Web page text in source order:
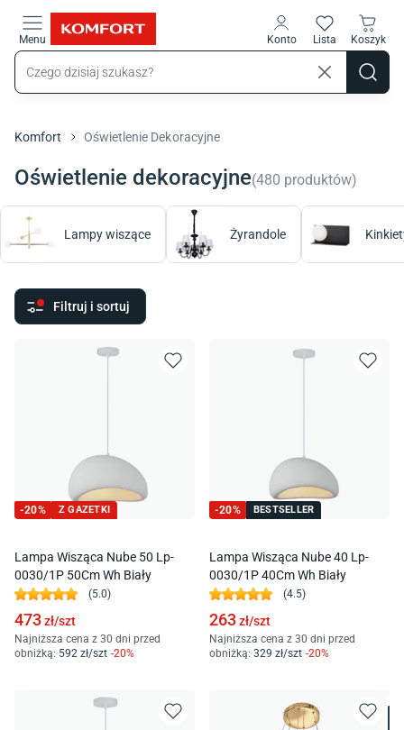
Menu Konto Lista Koszyk
Komfort Oświetlenie Dekoracyjne
Oświetlenie dekoracyjne(480 produktów)
Lampy wiszące Żyrandole
Filtruj i sortuj
-20% Z GAZETKI
Lampa Wisząca Nube 50 Lp-
0030/1P 50Cm Wh Biały
(5.0)
473zł/szt
Najniższa cena z 30 dni przed
obniżką: 592 zł/szt -20%
-20% BESTSELLER
Lampa Wisząca Nube 40 Lp-
0030/1P 40Cm Wh Biały
(4.5)
263zł/szt
Najniższa cena z 30 dni przed
obniżką: 329 zł/szt -20%